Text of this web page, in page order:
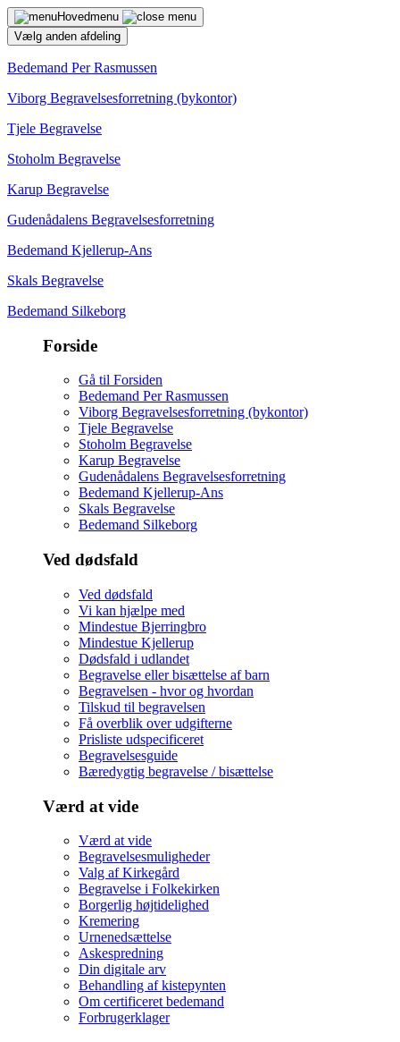
Hovedmenu
Vælg anden afdeling
Bedemand Per Rasmussen
Viborg Begravelsesforretning (bykontor)
Tjele Begravelse
Stoholm Begravelse
Karup Begravelse
Gudenådalens Begravelsesforretning
Bedemand Kjellerup-Ans
Skals Begravelse
Bedemand Silkeborg
Forside
Gå til Forsiden
Bedemand Per Rasmussen
Viborg Begravelsesforretning (bykontor)
Tjele Begravelse
Stoholm Begravelse
Karup Begravelse
Gudenådalens Begravelsesforretning
Bedemand Kjellerup-Ans
Skals Begravelse
Bedemand Silkeborg
Ved dødsfald
Ved dødsfald
Vi kan hjælpe med
Mindestue Bjerringbro
Mindestue Kjellerup
Dødsfald i udlandet
Begravelse eller bisættelse af barn
Begravelsen - hvor og hvordan
Tilskud til begravelsen
Få overblik over udgifterne
Prisliste udspecificeret
Begravelsesguide
Bæredygtig begravelse / bisættelse
Værd at vide
Værd at vide
Begravelsesmuligheder
Valg af Kirkegård
Begravelse i Folkekirken
Borgerlig højtidelighed
Kremering
Urnenedsættelse
Askespredning
Din digitale arv
Behandling af kistepynten
Om certificeret bedemand
Forbrugerklager